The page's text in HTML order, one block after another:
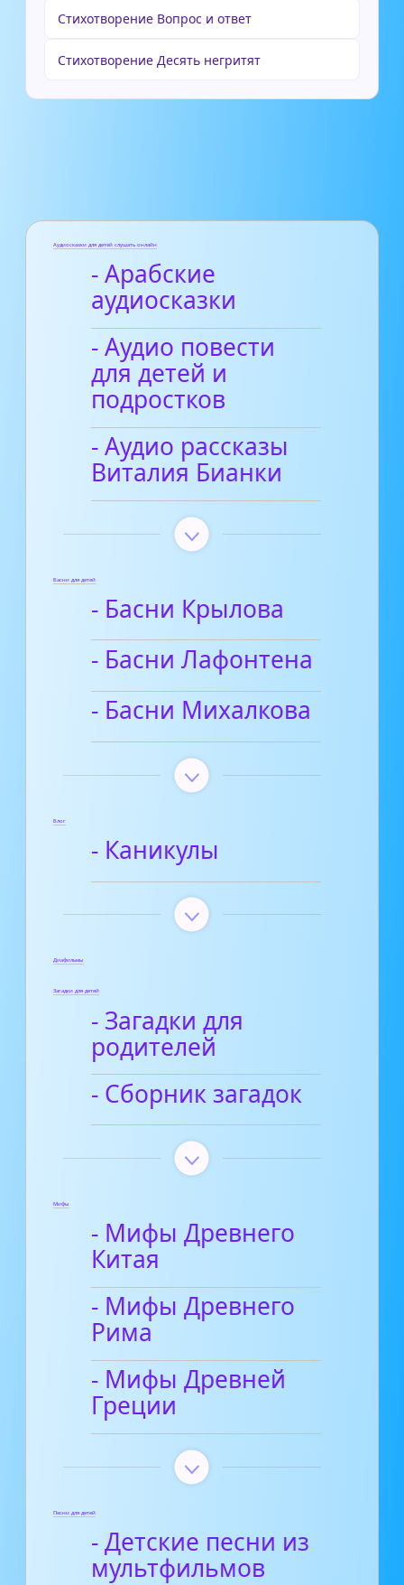
Стихотворение Вопрос и ответ
Стихотворение Десять негритят
Аудиосказки для детей слушать онлайн
- Арабские
аудиосказки
- Аудио повести
для детей и
подростков
- Аудио рассказы
Виталия Бианки
Басни для детей
- Басни Крылова
- Басни Лафонтена
- Басни Михалкова
Блог
- Каникулы
Диафильмы
Загадки для детей
- Загадки для
родителей
- Сборник загадок
Мифы
- Мифы Древнего
Китая
- Мифы Древнего
Рима
- Мифы Древней
Греции
Песни для детей
- Детские песни из
мультфильмов